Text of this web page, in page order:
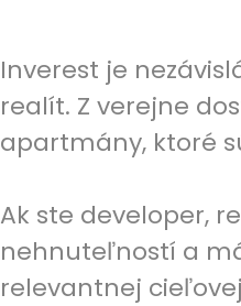
Inverest je
realít. Z verejne
apartmány, ktoré
Ak ste developer,
nehnuteľností a
relevantnej